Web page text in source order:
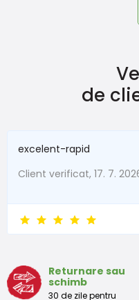
de
excelent-rapid
Client verificat, 17. 7.
Returnare sau
schimb
30 de zile pentru